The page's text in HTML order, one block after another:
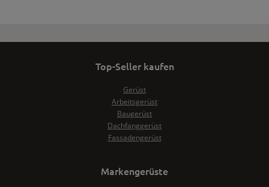
Top-Seller kaufen
Gerüst
Arbeitsgerüst
Baugerüst
Dachfanggerüst
Fassadengerüst
Markengerüste